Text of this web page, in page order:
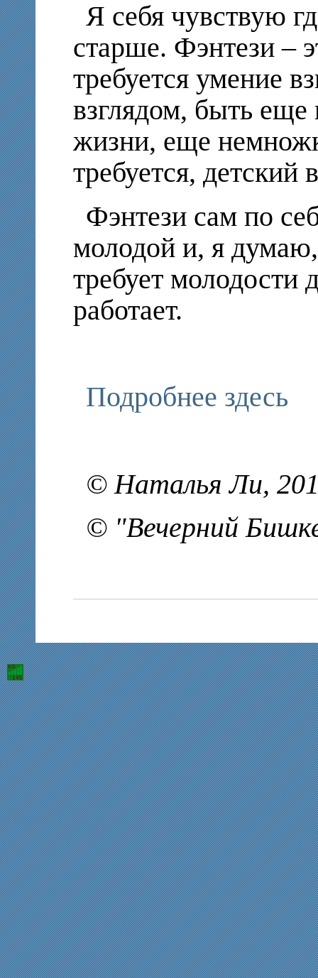
Я себя чувствую
старше. Фэнтези –
требуется умение
взглядом, быть
жизни, еще
требуется, детский
Фэнтези сам по
молодой и, я
требует молодости
работает.
Подробнее здесь
© Наталья Ли,
© "Вечерний